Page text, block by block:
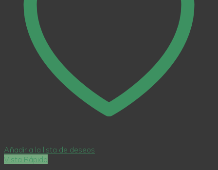
Añadir a la lista de deseos
Vista Rápida